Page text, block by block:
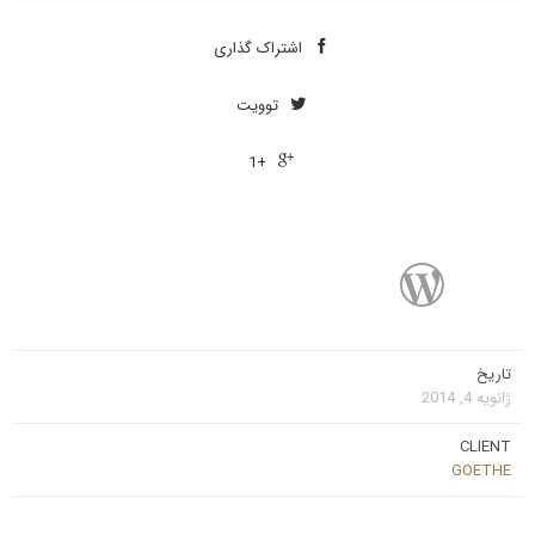
 اشتراک ‌گذاری
 توویت

+1
تاریخ
ژانویه 4, 2014
CLIENT
GOETHE